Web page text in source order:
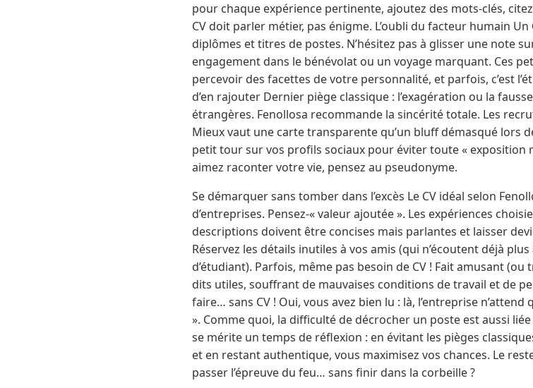
pour chaque expérience pertinente, ajoutez des mots-clés,
CV doit parler métier, pas énigme. L’oubli du facteur humain
diplômes et titres de postes. N’hésitez pas à glisser une note
engagement dans le bénévolat ou un voyage marquant. Ces
percevoir des facettes de votre personnalité, et parfois, c’est
d’en rajouter Dernier piège classique : l’exagération ou la
étrangères. Fenollosa recommande la sincérité totale. Les
Mieux vaut une carte transparente qu’un bluff démasqué lors
petit tour sur vos profils sociaux pour éviter toute « exposition
aimez raconter votre vie, pensez au pseudonyme.
Se démarquer sans tomber dans l’excès Le CV idéal selon
d’entreprises. Pensez-« valeur ajoutée ». Les expériences
descriptions doivent être concises mais parlantes et laisser
Réservez les détails inutiles à vos amis (qui n’écoutent déjà
d’étudiant). Parfois, même pas besoin de CV ! Fait amusant
dits utiles, souffrant de mauvaises conditions de travail et de
faire… sans CV ! Oui, vous avez bien lu : là, l’entreprise
». Comme quoi, la difficulté de décrocher un poste est aussi
se mérite un temps de réflexion : en évitant les pièges
et en restant authentique, vous maximisez vos chances. Le
passer l’épreuve du feu… sans finir dans la corbeille ?